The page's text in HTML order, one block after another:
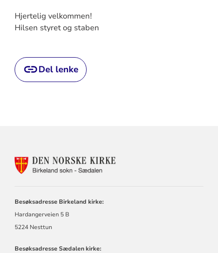
Hjertelig velkommen!
Hilsen styret og staben
Del lenke
Besøksadresse Birkeland kirke:
Hardangerveien 5 B
5224 Nesttun
Besøksadresse Sædalen kirke: